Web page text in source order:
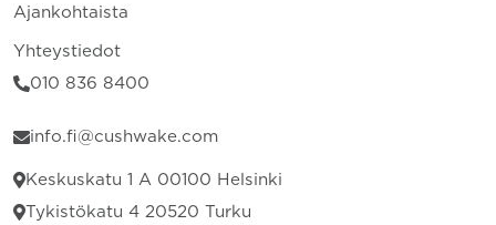
Ajankohtaista
Yhteystiedot
010 836 8400
info.fi@cushwake.com
Keskuskatu 1 A 00100 Helsinki
Tykistökatu 4 20520 Turku